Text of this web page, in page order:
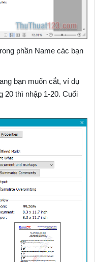
phần Name các bạn
bạn muốn cắt, ví dụ
20 thì nhập 1-20. Cuối